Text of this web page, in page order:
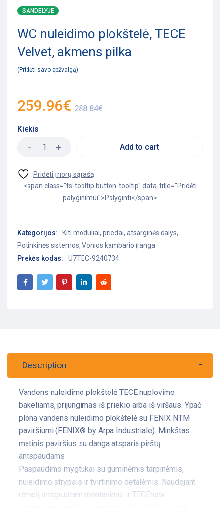
SANDELYJE
WC nuleidimo plokštelė, TECE
Velvet, akmens pilka
Pridėti savo apžvalgą
288.84€
259.96€
Kiekis
Add to cart
<span class="ts-tooltip button-tooltip" data-title="Pridėti
palyginimui">Palyginti</span>
Kategorijos: Kiti moduliai, priedai, atsarginės dalys,
Potinkinės sistemos, Vonios kambario įranga
Prekės kodas:
U7TEC-9240734
Description
Vandens nuleidimo plokštelė TECE nuplovimo
bakeliams, prijungimas iš priekio arba iš viršaus. Ypač
plona vandens nuleidimo plokštelė su FENIX NTM
paviršiumi (FENIX® by Arpa Industriale). Minkštas
matinis paviršius su danga atsparia pirštų
antspaudams
Paspaudimo mygtukai su guminėmis tarpinėmis,
nuleidimo strypais ir tvirtinimo detalėmis. Naudojant
rėmelį integruotam montavimui ir TECEnow